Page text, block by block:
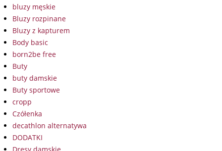
bluzy męskie
Bluzy rozpinane
Bluzy z kapturem
Body basic
born2be free
Buty
buty damskie
Buty sportowe
cropp
Czółenka
decathlon alternatywa
DODATKI